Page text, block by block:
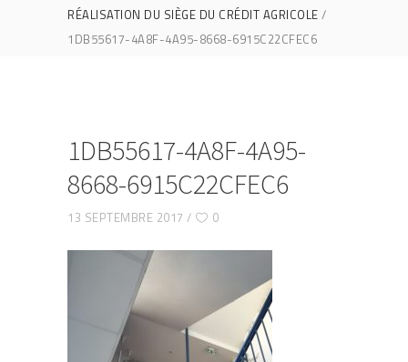
RÉALISATION DU SIÈGE DU CRÉDIT AGRICOLE
1DB55617-4A8F-4A95-8668-6915C22CFEC6
1DB55617-4A8F-4A95-
8668-6915C22CFEC6
13 SEPTEMBRE 2017 0